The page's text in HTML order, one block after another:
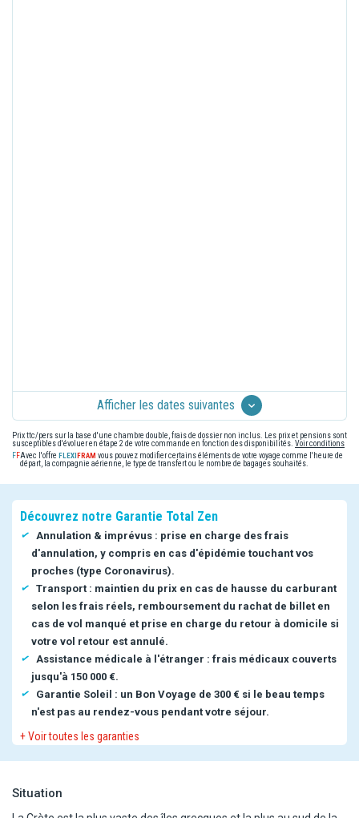
Afficher les dates suivantes
Prix ttc/pers sur la base d'une chambre double, frais de dossier non inclus. Les prix et pensions sont
susceptibles d'évoluer en étape 2 de votre commande en fonction des disponibilités. Voir conditions
Avec l'offre
vous pouvez modifier certains éléments de votre voyage comme l'heure de
départ, la compagnie aérienne, le type de transfert ou le nombre de bagages souhaités.
Découvrez notre Garantie Total Zen
Annulation & imprévus : prise en charge des frais
d'annulation, y compris en cas d'épidémie touchant vos
proches (type Coronavirus).
Transport : maintien du prix en cas de hausse du carburant
selon les frais réels, remboursement du rachat de billet en
cas de vol manqué et prise en charge du retour à domicile si
votre vol retour est annulé.
Assistance médicale à l'étranger : frais médicaux couverts
jusqu'à 150 000 €.
Garantie Soleil : un Bon Voyage de 300 € si le beau temps
n'est pas au rendez-vous pendant votre séjour.
+ Voir toutes les garanties
Situation